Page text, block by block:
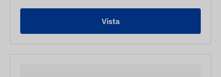
Vista